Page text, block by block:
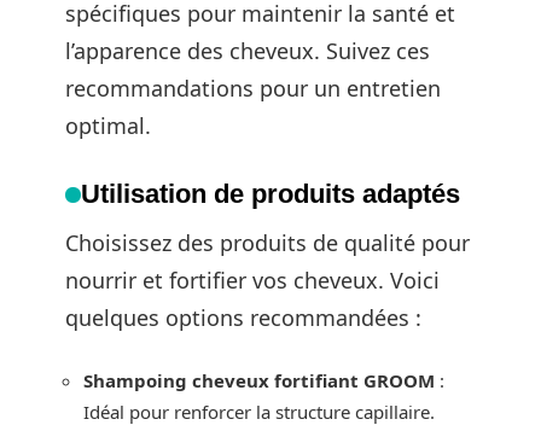
spécifiques pour maintenir la santé et
l’apparence des cheveux. Suivez ces
recommandations pour un entretien
optimal.
Utilisation de produits adaptés
Choisissez des produits de qualité pour
nourrir et fortifier vos cheveux. Voici
quelques options recommandées :
Shampoing cheveux fortifiant GROOM :
Idéal pour renforcer la structure capillaire.